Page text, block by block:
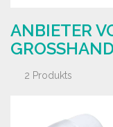
ANBIETER
2 Produkts